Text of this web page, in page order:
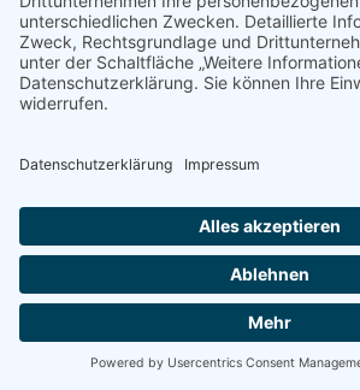
Datenschutz
Impressum
Login